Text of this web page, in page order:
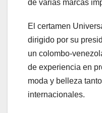
de varias marcas
El certamen
dirigido por su
un colombo-
de experiencia en
moda y belleza
internacionales.